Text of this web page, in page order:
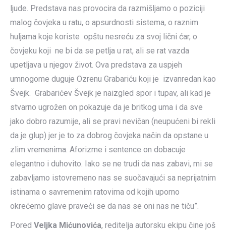
ljude. Predstava nas provocira da razmišljamo o poziciji
malog čovjeka u ratu, o apsurdnosti sistema, o raznim
huljama koje koriste opštu nesreću za svoj lični ćar, o
čovjeku koji ne bi da se petlja u rat, ali se rat vazda
upetljava u njegov život. Ova predstava za uspjeh
umnogome duguje Ozrenu Grabariću koji je izvanredan kao
Švejk. Grabarićev Švejk je naizgled spor i tupav, ali kad je
stvarno ugrožen on pokazuje da je britkog uma i da sve
jako dobro razumije, ali se pravi nevičan (neupućeni bi rekli
da je glup) jer je to za dobrog čovjeka način da opstane u
zlim vremenima. Aforizme i sentence on dobacuje
elegantno i duhovito. Iako se ne trudi da nas zabavi, mi se
zabavljamo istovremeno nas se suočavajući sa neprijatnim
istinama o savremenim ratovima od kojih uporno
okrećemo glave praveći se da nas se oni nas ne tiču”.
Pored Veljka Mićunovića, reditelja autorsku ekipu čine još